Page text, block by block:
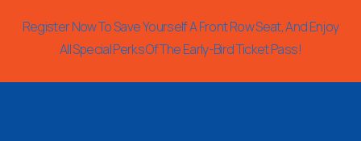
Register Now To Save Yourself A Front Row Seat, And Enjoy
All Special Perks Of The Early-Bird Ticket Pass!